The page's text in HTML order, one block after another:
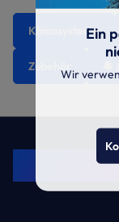
Klimasysteme
Zubehör
Kälte.
KRONE
Ein
Wir